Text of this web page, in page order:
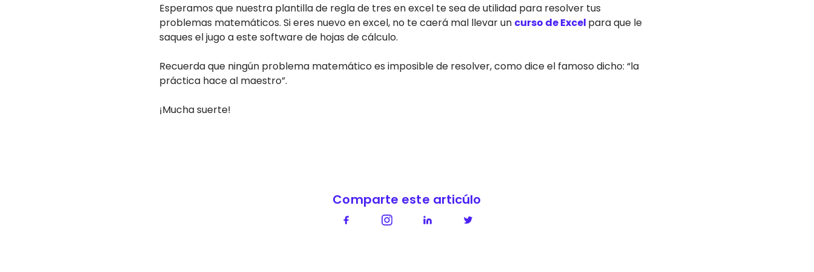
Esperamos que nuestra plantilla de regla de tres en excel te sea de utilidad para resolver tus
problemas matemáticos. Si eres nuevo en excel, no te caerá mal llevar un curso de Excel para que le
saques el jugo a este software de hojas de cálculo.
Recuerda que ningún problema matemático es imposible de resolver, como dice el famoso dicho: “la
práctica hace al maestro”.
¡Mucha suerte!
Comparte este articúlo